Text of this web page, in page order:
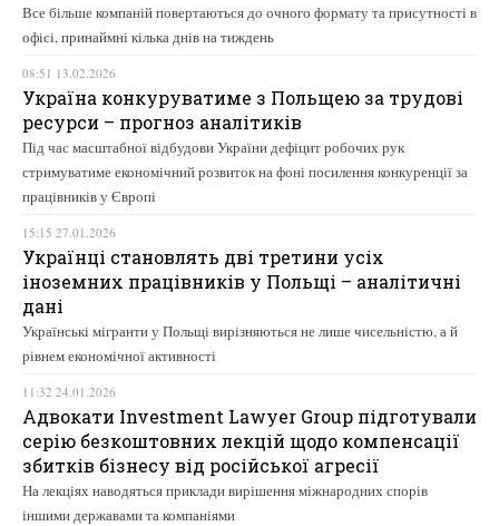
Все більше компаній повертаються до очного формату та присутності в
офісі, принаймні кілька днів на тиждень
08:51 13.02.2026
Україна конкуруватиме з Польщею за трудові
ресурси – прогноз аналітиків
Під час масштабної відбудови України дефіцит робочих рук
стримуватиме економічний розвиток на фоні посилення конкуренції за
працівників у Європі
15:15 27.01.2026
Українці становлять дві третини усіх
іноземних працівників у Польщі – аналітичні
дані
Українські мігранти у Польщі вирізняються не лише чисельністю, а й
рівнем економічної активності
11:32 24.01.2026
Адвокати Investment Lawyer Group підготували
серію безкоштовних лекцій щодо компенсації
збитків бізнесу від російської агресії
На лекціях наводяться приклади вирішення міжнародних спорів
іншими державами та компаніями